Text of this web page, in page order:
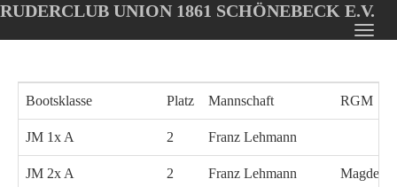
Oops, an error occurred! Code: 20260808013718e94ee34f
RUDERCLUB UNION 1861 SCHÖNEBECK E.V.
Bootsklasse Platz Mannschaft RGM
JM 1x A 2 Franz Lehmann
JM 2x A 2 Franz Lehmann